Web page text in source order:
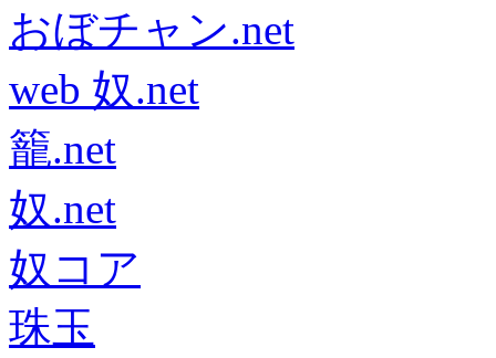
おぼチャン.net
web 奴.net
籠.net
奴.net
奴コア
珠玉